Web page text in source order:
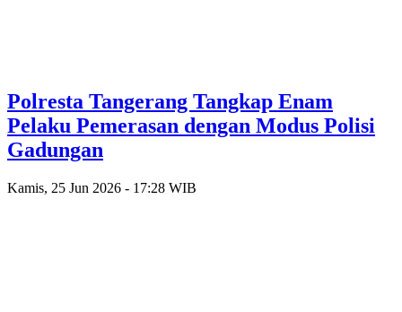
Polresta Tangerang Tangkap Enam
Pelaku Pemerasan dengan Modus Polisi
Gadungan
Kamis, 25 Jun 2026 - 17:28 WIB